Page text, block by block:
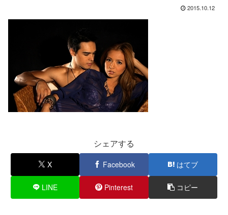
2015.10.12
シェアする
X Facebook はてブ
LINE Pinterest コピー